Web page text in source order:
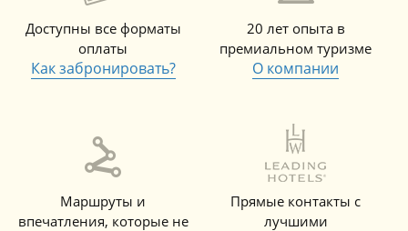
Доступны все форматы
оплаты
Как забронировать?
20 лет опыта в
премиальном туризме
О компании
Маршруты и
впечатления, которые не
Прямые контакты с
лучшими